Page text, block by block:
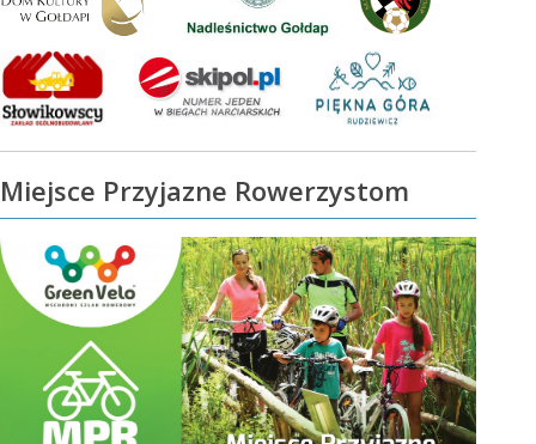
Miejsce Przyjazne Rowerzystom